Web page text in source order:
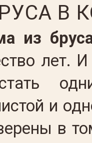
В
из
лет.
и
в